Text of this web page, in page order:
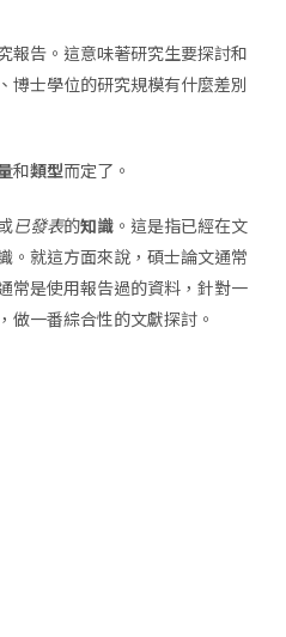
報告。這意味著研究生要探討和
博士學位的研究規模有什麼差別
和類型而定了。
已發表的知識。這是指已經在文
。就這方面來說，碩士論文通常
常是使用報告過的資料，針對一
做一番綜合性的文獻探討。